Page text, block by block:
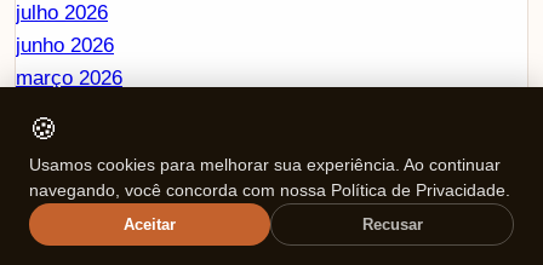
julho 2026
junho 2026
março 2026
janeiro 2026
dezembro 2025
novembro 2025
outubro 2025
🍪
Usamos cookies para melhorar sua experiência. Ao continuar
navegando, você concorda com nossa Política de Privacidade.
Aceitar Recusar